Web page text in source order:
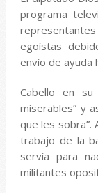
programa
egoístas
envío de ayuda
Cabello en su
miserables” y
que les sobra”.
trabajo de la
servía para
militantes